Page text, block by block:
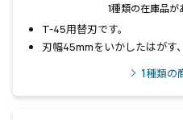
1種類の在庫品が
T-45用替刃です。
刃幅45mmをいかしたはがす
1種類の